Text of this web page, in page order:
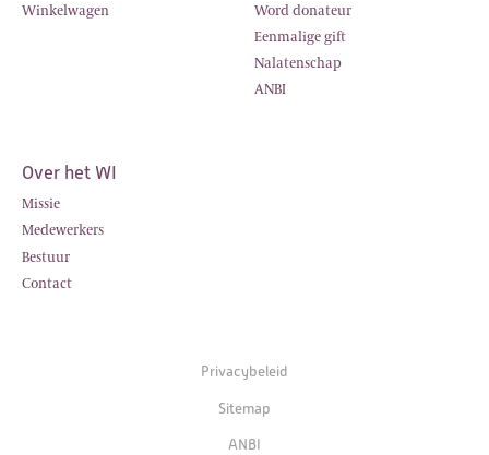
Winkelwagen
Word donateur
Eenmalige gift
Nalatenschap
ANBI
Over het WI
Missie
Medewerkers
Bestuur
Contact
Privacybeleid
Sitemap
ANBI